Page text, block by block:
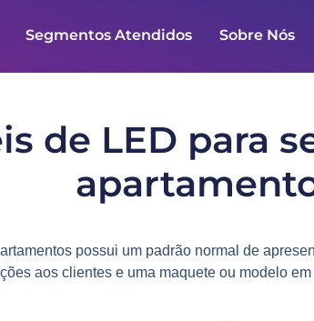
Segmentos Atendidos Sobre Nós
de LED para
possui um padrão normal de
aos clientes e uma maquete ou modelo